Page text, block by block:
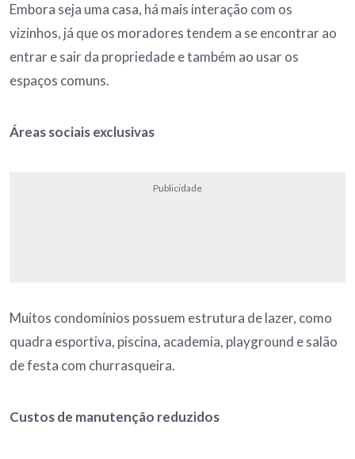
Embora seja uma casa, há mais interação com os
vizinhos, já que os moradores tendem a se encontrar ao
entrar e sair da propriedade e também ao usar os
espaços comuns.
Áreas sociais exclusivas
Publicidade
Muitos condomínios possuem estrutura de lazer, como
quadra esportiva, piscina, academia, playground e salão
de festa com churrasqueira.
Custos de manutenção reduzidos